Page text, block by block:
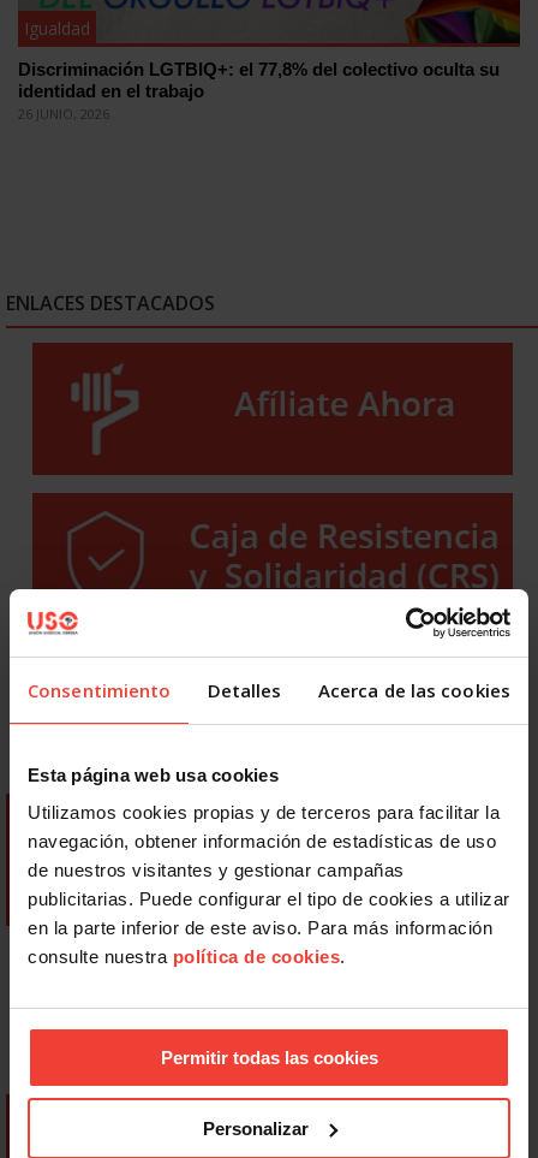
Consentimiento Detalles Acerca de las cookies
Esta página web usa cookies
Utilizamos cookies propias y de terceros para facilitar la
navegación, obtener información de estadísticas de uso
de nuestros visitantes y gestionar campañas
publicitarias. Puede configurar el tipo de cookies a utilizar
en la parte inferior de este aviso. Para más información
consulte nuestra política de cookies.
Permitir todas las cookies
Personalizar
Igualdad
Discriminación LGTBIQ+: el 77,8% del colectivo oculta su
identidad en el trabajo
26 JUNIO, 2026
ENLACES DESTACADOS